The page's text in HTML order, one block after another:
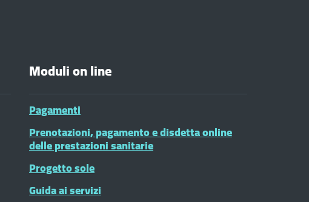
Moduli on line
Pagamenti
Prenotazioni, pagamento e disdetta online
delle prestazioni sanitarie
Progetto sole
Guida ai servizi